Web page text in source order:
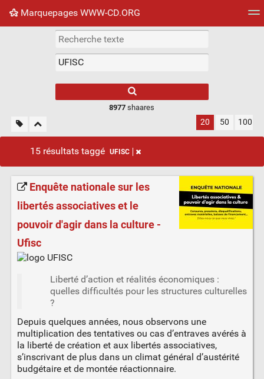
Marquepages WWW-CD.ORG
Nuage de tags Mur d'images
8977 shaares
20 50 100
15 résultats taggé UFISC
Enquête nationale sur les
libertés associatives et le
pouvoir d'agir dans la culture -
Ufisc
Liberté d’action et réalités économiques :
quelles difficultés pour les structures culturelles
?
Depuis quelques années, nous observons une
multiplication des tentatives ou cas d’entraves avérés à
la liberté de création et aux libertés associatives,
s’inscrivant de plus dans un climat général d’austérité
budgétaire et de montée réactionnaire.